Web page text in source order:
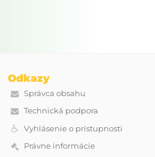
Odkazy
Správca obsahu
Technická podpora
Vyhlásenie o prístupnosti
Právne informácie